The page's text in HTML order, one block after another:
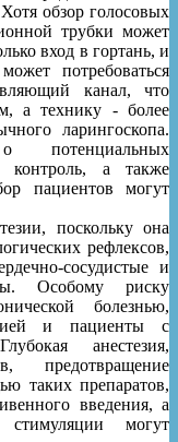
обзор голосовых
трубки может
вход в гортань, и
потребоваться
канал, что
а технику - более
ларингоскопа.
потенциальных
контроль, а также
пациентов могут
поскольку она
рефлексов,
сосудистые и
Особому риску
болезнью,
и пациенты с
анестезия,
предотвращение
таких препаратов,
введения, а
стимуляции могут